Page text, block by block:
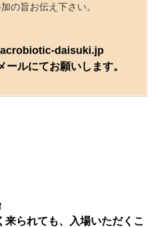
の旨お伝え下さい。
daisuki.jp
ルにてお願いします。
来られても、入場いただくこ